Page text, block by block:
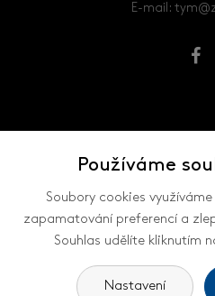
E-mail:
VŠECHNY
Používáme
Soubory cookies
zapamatování preferencí a
Souhlas udělíte kliknutím
Nastavení